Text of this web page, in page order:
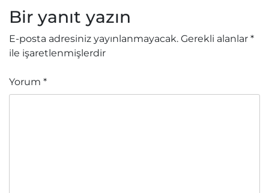
Bir yanıt yazın
E-posta adresiniz yayınlanmayacak. Gerekli alanlar *
ile işaretlenmişlerdir
Yorum *